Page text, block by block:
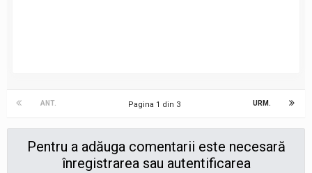
ANT. URM.
Pagina 1 din 3
Pentru a adăuga comentarii este necesară
înregistrarea sau autentificarea